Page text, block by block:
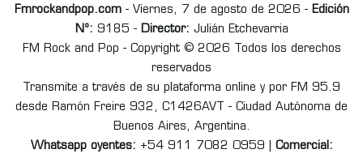
Fmrockandpop.com- Viernes, 7 de agosto de 2026 - Edición
Nº: 9185 - Director: Julián Etchevarria
FM Rock and Pop - Copyright © 2026 Todos los derechos
reservados
Transmite a través de su plataforma online y por FM 95.9
desde Ramón Freire 932, C1426AVT - Ciudad Autónoma de
Buenos Aires, Argentina.
Whatsapp oyentes: +54 911 7082 0959 | Comercial: